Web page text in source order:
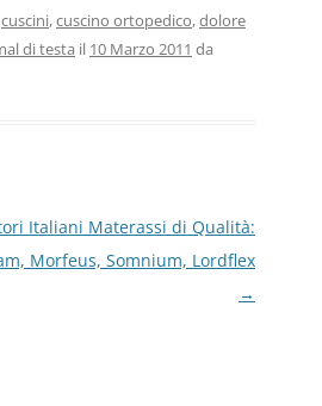
cuscini,cuscino ortopedico,dolore
di testa il 10 Marzo 2011 da
Italiani Materassi di Qualità:
Morfeus, Somnium, Lordflex
→